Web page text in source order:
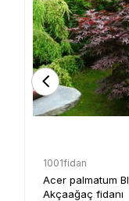
1001fidan
Acer palmatum
Akçaağaç fidanı